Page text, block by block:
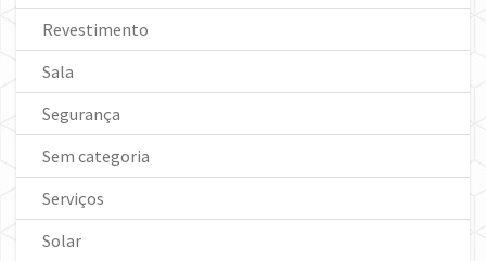
Revestimento
Sala
Segurança
Sem categoria
Serviços
Solar